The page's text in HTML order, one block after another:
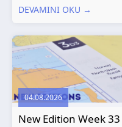
Marine, denizcilik
düzenleyici gereklilikleri
ve dijitalleşen
operasyonel ihtiyaçları
doğrultusunda kapsamlı
Dijital Yayınlar ve Uyum
Yönetimi çözümleri
sunmaktadır.
DEVAMINI OKU →
04.08.2026
New Edition Week 33